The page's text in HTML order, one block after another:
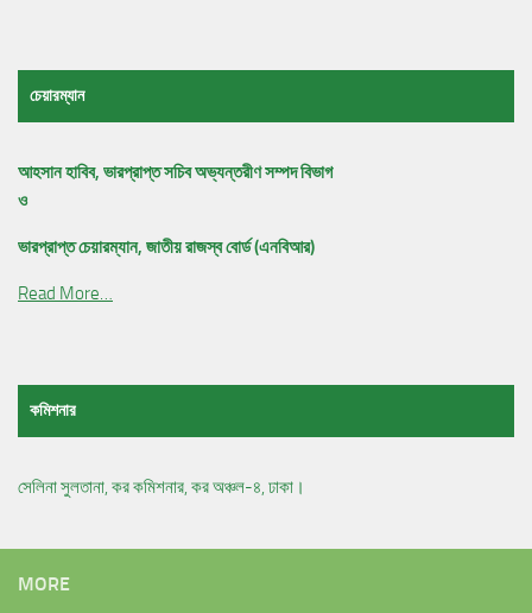
চেয়ারম্যান
আহসান হাবিব, ভারপ্রাপ্ত সচিব অভ্যন্তরীণ সম্পদ বিভাগ
ও
ভারপ্রাপ্ত চেয়ারম্যান, জাতীয় রাজস্ব বোর্ড (এনবিআর)
Read More…
কমিশনার
সেলিনা সুলতানা, কর কমিশনার, কর অঞ্চল-৪, ঢাকা।
MORE